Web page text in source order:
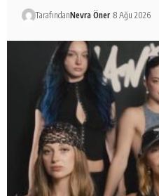
TarafındanNevra Öner 8 Ağu 2026